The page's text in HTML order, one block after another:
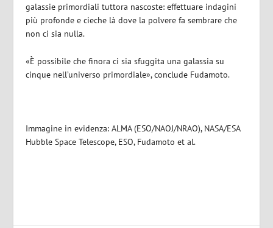
galassie primordiali tuttora nascoste: effettuare indagini
più profonde e cieche là dove la polvere fa sembrare che
non ci sia nulla.
«È possibile che finora ci sia sfuggita una galassia su
cinque nell’universo primordiale», conclude Fudamoto.
Immagine in evidenza: ALMA (ESO/NAOJ/NRAO), NASA/ESA
Hubble Space Telescope, ESO, Fudamoto et al.